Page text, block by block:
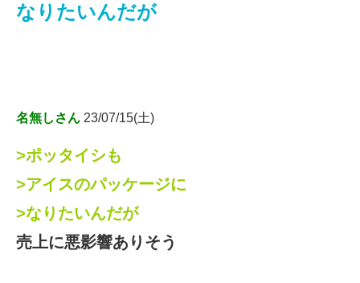
なりたいんだが
名無しさん 23/07/15(土)
>ポッタイシも
>アイスのパッケージに
>なりたいんだが
売上に悪影響ありそう